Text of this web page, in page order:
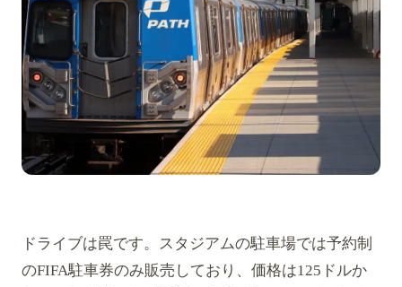
ドライブは罠です。スタジアムの駐車場では予約制
のFIFA駐車券のみ販売しており、価格は125ドルか